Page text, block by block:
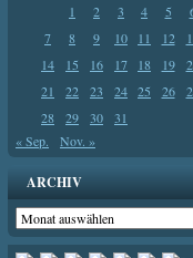
1 2 3 4 5
7
8 9 10 11 12
14
15 16 17 18 19
21
22 23 24 25 26
28
29 30
31
« Sep.
Nov. »
ARCHIV
Archiv